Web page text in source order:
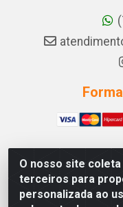
O nosso site
terceiros para
personalizada ao
A PINA DOS
233, 27 - ZONA
000 -